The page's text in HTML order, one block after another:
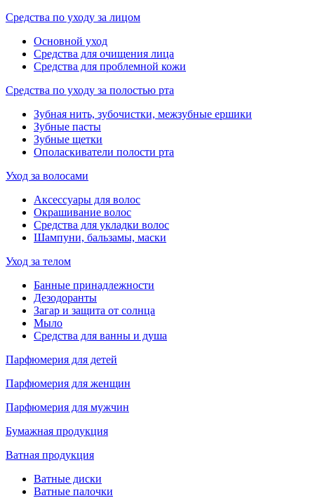
Средства по уходу за лицом
Основной уход
Средства для очищения лица
Средства для проблемной кожи
Средства по уходу за полостью рта
Зубная нить, зубочистки, межзубные ершики
Зубные пасты
Зубные щетки
Ополаскиватели полости рта
Уход за волосами
Аксессуары для волос
Окрашивание волос
Средства для укладки волос
Шампуни, бальзамы, маски
Уход за телом
Банные принадлежности
Дезодоранты
Загар и защита от солнца
Мыло
Средства для ванны и душа
Парфюмерия для детей
Парфюмерия для женщин
Парфюмерия для мужчин
Бумажная продукция
Ватная продукция
Ватные диски
Ватные палочки